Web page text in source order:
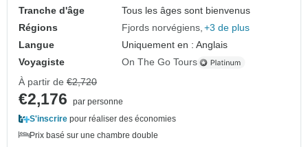
Tranche d'âge
Tous les âges sont bienvenus
Régions
Fjords norvégiens +3 de plus
Langue
Uniquement en : Anglais
Voyagiste
On The Go Tours
À partir de €2,720
€2,176
par personne
S'inscrire pour réaliser des économies
Prix basé sur une chambre double